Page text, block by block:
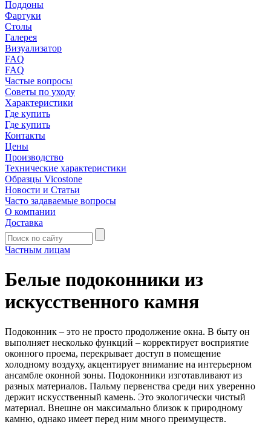
Поддоны
Фартуки
Столы
Галерея
Визуализатор
FAQ
FAQ
Частые вопросы
Советы по уходу
Характеристики
Где купить
Где купить
Контакты
Цены
Производство
Технические характеристики
Образцы Vicostone
Новости и Статьи
Часто задаваемые вопросы
О компании
Доставка
Частным лицам
Белые подоконники из
искусственного камня
Подоконник – это не просто продолжение окна. В быту он
выполняет несколько функций – корректирует восприятие
оконного проема, перекрывает доступ в помещение
холодному воздуху, акцентирует внимание на интерьерном
ансамбле оконной зоны. Подоконники изготавливают из
разных материалов. Пальму первенства среди них уверенно
держит искусственный камень. Это экологически чистый
материал. Внешне он максимально близок к природному
камню, однако имеет перед ним много преимуществ.